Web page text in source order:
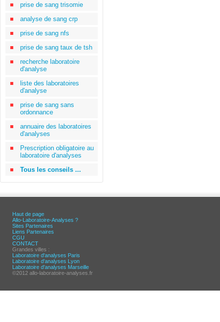
prise de sang trisomie
analyse de sang crp
prise de sang nfs
prise de sang taux de tsh
recherche laboratoire
d'analyse
liste des laboratoires
d'analyse
prise de sang sans
ordonnance
annuaire des laboratoires
d'analyses
Prescription obligatoire au
laboratoire d'analyses
Tous les conseils ...
Haut de page
Allo-Laboratoire-Analyses ?
Sites Partenaires
Liens Partenaires
CGU
CONTACT
Grandes villes :
Laboratoire d'analyses Paris
Laboratoire d'analyses Lyon
Laboratoire d'analyses Marseille
©2012 allo-laboratoire-analyses.fr